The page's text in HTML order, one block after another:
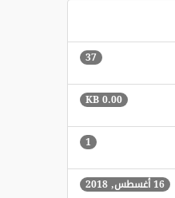
37
0.00 KB
1
16 أغسطس, 2018